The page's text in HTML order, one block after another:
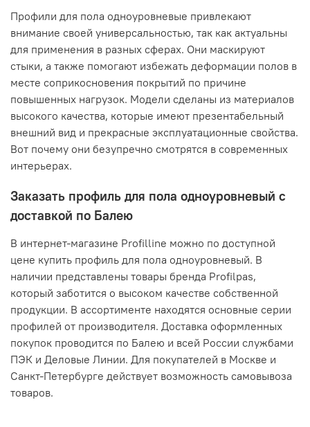
Профили для пола одноуровневые привлекают
внимание своей универсальностью, так как актуальны
для применения в разных сферах. Они маскируют
стыки, а также помогают избежать деформации полов в
месте соприкосновения покрытий по причине
повышенных нагрузок. Модели сделаны из материалов
высокого качества, которые имеют презентабельный
внешний вид и прекрасные эксплуатационные свойства.
Вот почему они безупречно смотрятся в современных
интерьерах.
Заказать профиль для пола одноуровневый с
доставкой по Балею
В интернет-магазине Profilline можно по доступной
цене купить профиль для пола одноуровневый. В
наличии представлены товары бренда Profilpas,
который заботится о высоком качестве собственной
продукции. В ассортименте находятся основные серии
профилей от производителя. Доставка оформленных
покупок проводится по Балею и всей России службами
ПЭК и Деловые Линии. Для покупателей в Москве и
Санкт-Петербурге действует возможность самовывоза
товаров.